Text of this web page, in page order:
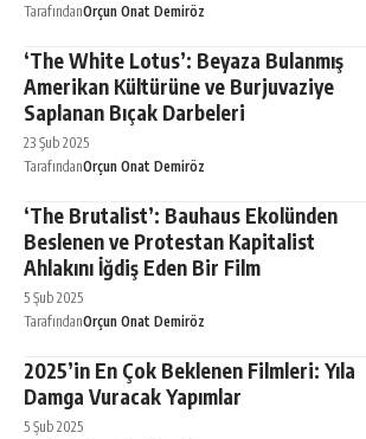
TarafındanOrçun Onat Demiröz
‘The White Lotus’: Beyaza Bulanmış
Amerikan Kültürüne ve Burjuvaziye
Saplanan Bıçak Darbeleri
23 Şub 2025
TarafındanOrçun Onat Demiröz
‘The Brutalist’: Bauhaus Ekolünden
Beslenen ve Protestan Kapitalist
Ahlakını İğdiş Eden Bir Film
5 Şub 2025
TarafındanOrçun Onat Demiröz
2025’in En Çok Beklenen Filmleri: Yıla
Damga Vuracak Yapımlar
5 Şub 2025